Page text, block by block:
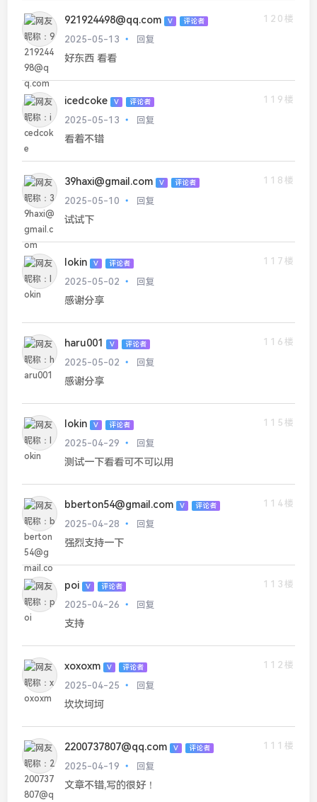
921924498@qq.com V 评论者
120楼
2025-05-13
回复
好东西 看看
icedcoke V 评论者
119楼
2025-05-13
回复
看着不错
39haxi@gmail.com V 评论者
118楼
2025-05-10
回复
试试下
lokin V 评论者
117楼
2025-05-02
回复
感谢分享
haru001 V 评论者
116楼
2025-05-02
回复
感谢分享
lokin V 评论者
115楼
2025-04-29
回复
测试一下看看可不可以用
bberton54@gmail.com V 评论者
114楼
2025-04-28
回复
强烈支持一下
poi V 评论者
113楼
2025-04-26
回复
支持
xoxoxm V 评论者
112楼
2025-04-25
回复
坎坎坷坷
2200737807@qq.com V 评论者
111楼
2025-04-19
回复
文章不错,写的很好！